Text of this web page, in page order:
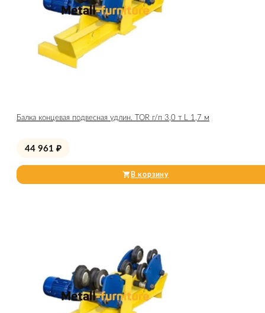
Балка концевая подвесная удлин. TOR г/п 3,0 т L 1,7 м
44 961 ₽
В корзину